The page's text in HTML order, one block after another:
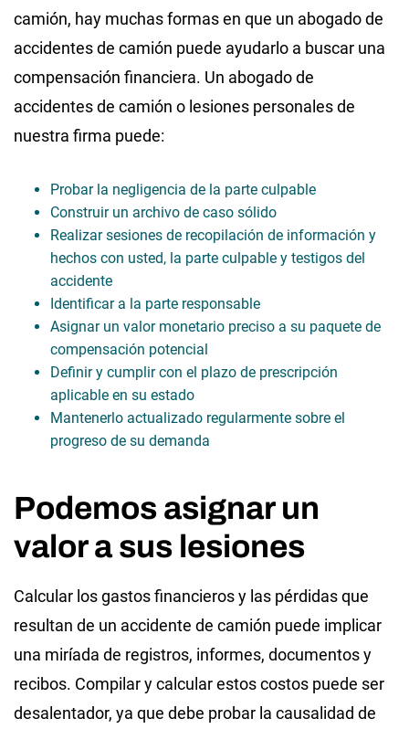
camión, hay muchas formas en que un abogado de
accidentes de camión puede ayudarlo a buscar una
compensación financiera. Un abogado de
accidentes de camión o lesiones personales de
nuestra firma puede:
Probar la negligencia de la parte culpable
Construir un archivo de caso sólido
Realizar sesiones de recopilación de información y
hechos con usted, la parte culpable y testigos del
accidente
Identificar a la parte responsable
Asignar un valor monetario preciso a su paquete de
compensación potencial
Definir y cumplir con el plazo de prescripción
aplicable en su estado
Mantenerlo actualizado regularmente sobre el
progreso de su demanda
Podemos asignar un
valor a sus lesiones
Calcular los gastos financieros y las pérdidas que
resultan de un accidente de camión puede implicar
una miríada de registros, informes, documentos y
recibos. Compilar y calcular estos costos puede ser
desalentador, ya que debe probar la causalidad de